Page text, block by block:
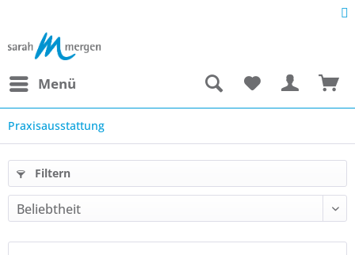
Menü
Praxisausstattung
Filtern